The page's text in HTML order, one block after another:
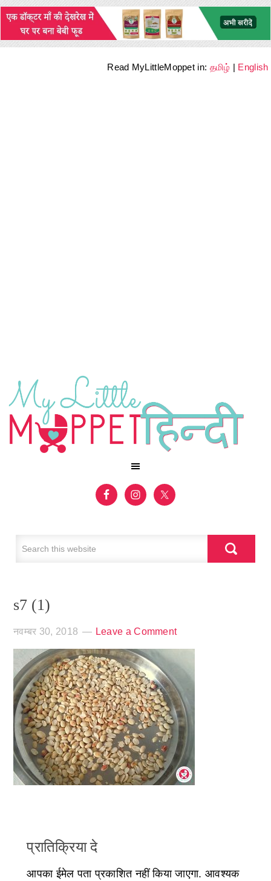
Read MyLittleMoppet in: தமிழ் | English
s7 (1)
नवम्बर 30, 2018 Leave a Comment
प्रातिक्रिया दे
आपका ईमेल पता प्रकाशित नहीं किया जाएगा. आवश्यक